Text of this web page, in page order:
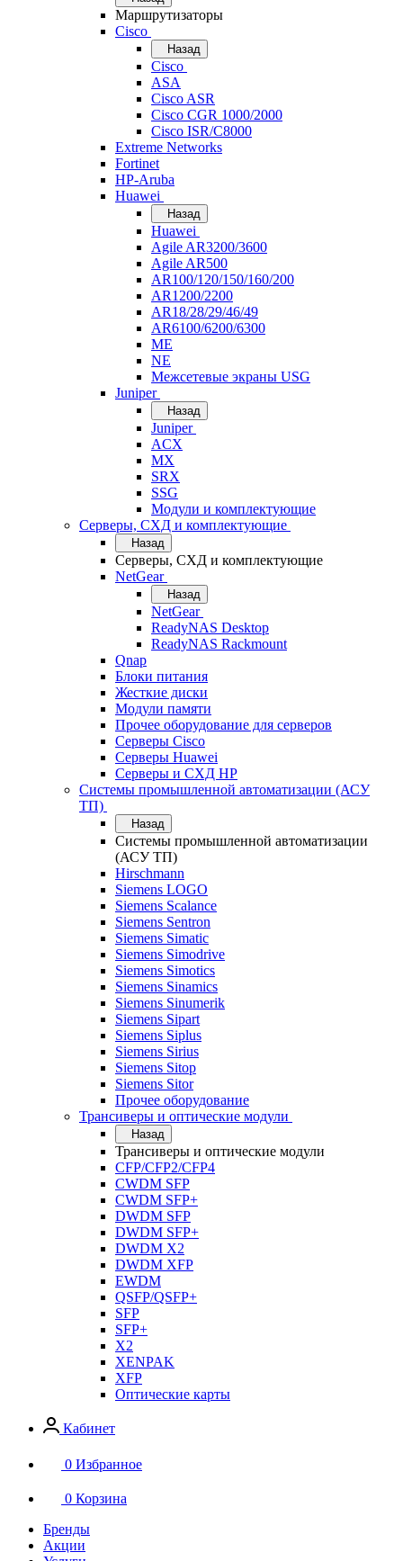
Маршрутизаторы
Cisco
Назад
Cisco
ASA
Cisco ASR
Cisco CGR 1000/2000
Cisco ISR/С8000
Extreme Networks
Fortinet
HP-Aruba
Huawei
Назад
Huawei
Agile AR3200/3600
Agile AR500
AR100/120/150/160/200
AR1200/2200
AR18/28/29/46/49
AR6100/6200/6300
ME
NE
Межсетевые экраны USG
Juniper
Назад
Juniper
ACX
MX
SRX
SSG
Модули и комплектующие
Серверы, СХД и комплектующие
Назад
Серверы, СХД и комплектующие
NetGear
Назад
NetGear
ReadyNAS Desktop
ReadyNAS Rackmount
Qnap
Блоки питания
Жесткие диски
Модули памяти
Прочее оборудование для серверов
Серверы Cisco
Серверы Huawei
Серверы и СХД HP
Системы промышленной автоматизации (АСУ
ТП)
Назад
Системы промышленной автоматизации
(АСУ ТП)
Hirschmann
Siemens LOGO
Siemens Scalance
Siemens Sentron
Siemens Simatic
Siemens Simodrive
Siemens Simotics
Siemens Sinamics
Siemens Sinumerik
Siemens Sipart
Siemens Siplus
Siemens Sirius
Siemens Sitop
Siemens Sitor
Прочее оборудование
Трансиверы и оптические модули
Назад
Трансиверы и оптические модули
CFP/CFP2/CFP4
CWDM SFP
CWDM SFP+
DWDM SFP
DWDM SFP+
DWDM X2
DWDM XFP
EWDM
QSFP/QSFP+
SFP
SFP+
X2
XENPAK
XFP
Оптические карты
Кабинет
0 Избранное
0 Корзина
Бренды
Акции